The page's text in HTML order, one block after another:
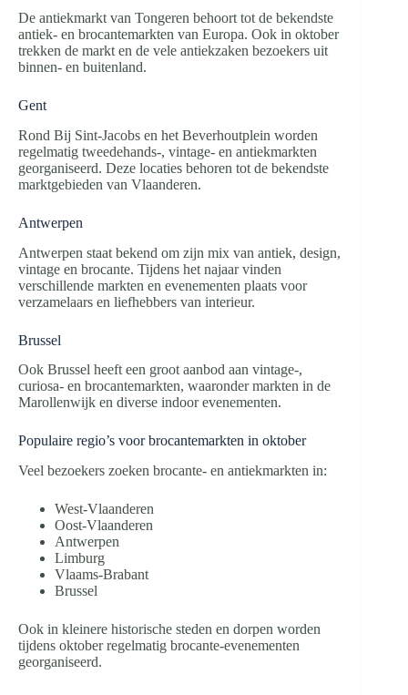
De antiekmarkt van Tongeren behoort tot de bekendste
antiek- en brocantemarkten van Europa. Ook in oktober
trekken de markt en de vele antiekzaken bezoekers uit
binnen- en buitenland.
Gent
Rond Bij Sint-Jacobs en het Beverhoutplein worden
regelmatig tweedehands-, vintage- en antiekmarkten
georganiseerd. Deze locaties behoren tot de bekendste
marktgebieden van Vlaanderen.
Antwerpen
Antwerpen staat bekend om zijn mix van antiek, design,
vintage en brocante. Tijdens het najaar vinden
verschillende markten en evenementen plaats voor
verzamelaars en liefhebbers van interieur.
Brussel
Ook Brussel heeft een groot aanbod aan vintage-,
curiosa- en brocantemarkten, waaronder markten in de
Marollenwijk en diverse indoor evenementen.
Populaire regio’s voor brocantemarkten in oktober
Veel bezoekers zoeken brocante- en antiekmarkten in:
West-Vlaanderen
Oost-Vlaanderen
Antwerpen
Limburg
Vlaams-Brabant
Brussel
Ook in kleinere historische steden en dorpen worden
tijdens oktober regelmatig brocante-evenementen
georganiseerd.